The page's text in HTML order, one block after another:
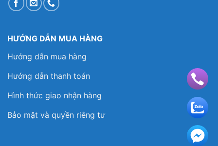
HƯỚNG DẪN MUA HÀNG
Hướng dẫn mua hàng
Hướng dẫn thanh toán
Hình thức giao nhận hàng
Bảo mật và quyền riêng tư